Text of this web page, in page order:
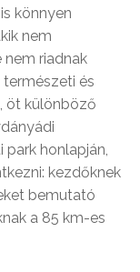
könnyen
nem
nem riadnak
és
öt különböző
honlapján,
kezdőknek
bemutató
a 85 km-es